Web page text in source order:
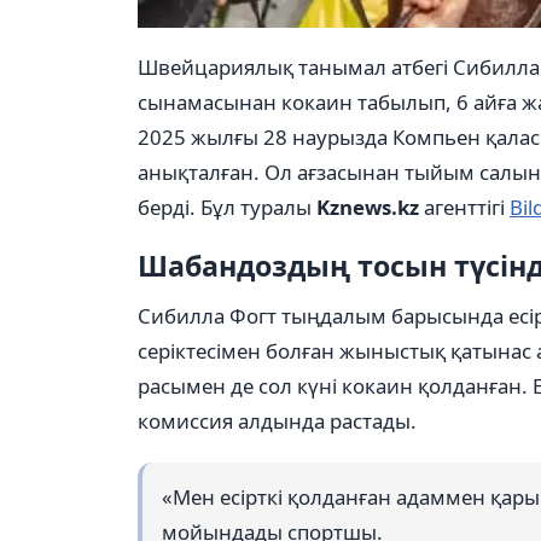
Швейцариялық танымал атбегі
сынамасынан кокаин табылып, 6 айға
2025 жылғы 28 наурызда Компьен
анықталған. Ол ағзасынан тыйым
берді. Бұл туралы Kznews.kzагенттігі
Шабандоздың тосын
Сибилла Фогт тыңдалым барысында
серіктесімен болған жыныстық
расымен де сол күні кокаин қолданған.
комиссия алдында растады.
«Мен есірткі қолданған адаммен
мойындады спортшы.